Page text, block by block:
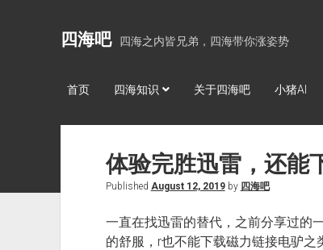
四海吧 四海之内皆兄弟，四海带你涨姿势
首页 四海知识 关于四海吧 小猪AI
体验完胜迅雷，还能
Published August 12, 2019by 四海吧
一直在找迅雷的替代，之前分享过的
的舒服，r也不能下载磁力链接电驴之